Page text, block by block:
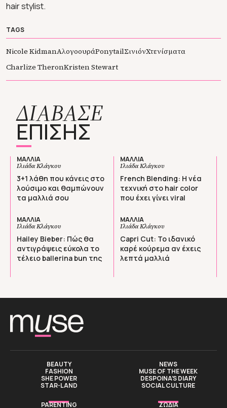
hair stylist.
TAGS
Nicole ΚidmanΑλογοουράPonytailΣινιόνΧτενίσματα
Charlize TheronKristen Stewart
ΔΙΑΒΑΣΕ
ΕΠΙΣΗΣ
ΜΑΛΛΙΑ
Ιλιάδα Κλάγκου
3+1 λάθη που κάνεις στο
λούσιμο και θαμπώνουν
τα μαλλιά σου
ΜΑΛΛΙΑ
Ιλιάδα Κλάγκου
French Blending: Η νέα
τεχνική στο hair color
που έχει γίνει viral
ΜΑΛΛΙΑ
Ιλιάδα Κλάγκου
Hailey Bieber: Πώς θα
αντιγράψεις εύκολα το
τέλειο ballerina bun της
ΜΑΛΛΙΑ
Ιλιάδα Κλάγκου
Capri Cut: Το ιδανικό
καρέ κούρεμα αν έχεις
λεπτά μαλλιά
BEAUTY
FASHION
SHE POWER
STAR-LAND
NEWS
MUSE OF THE WEEK
DESPOINA’S DIARY
SOCIAL CULTURE
PARENTING
ΖΩΔΙΑ